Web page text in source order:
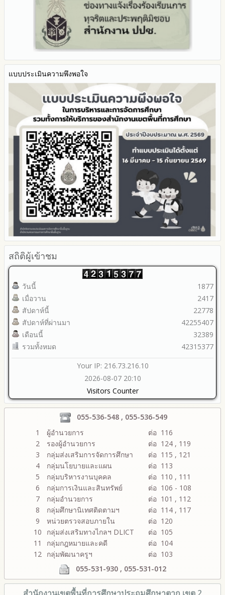
ระบบการให้บริการผ่านช่องทางออนไลน์ (E-Service)
My Office
My School
SL-WEB
BRSS
ACC Tak2
ข้อมูลสถิติการให้บริการ
2565
2564
2563
รายงานการกำกับติดตาม
มาตรการส่งเสริมคุณธรรมและความโปร่งใสภายใน สพท.
การนำผลการประเมิน ITA ไปสู่การพัฒนาองค์กร
รายงานผลการดำเนินการเพื่อส่งเสริมคุณธรรมและความโปร่งใส
ภายใน สพท. ประจำปีงบประมาณ
แบบประเมินความพึงพอใจ
สถิติผู้เข้าชม
วันนี้
เมื่อวาน
สัปดาห์นี้
สัปดาห์ที่ผ่านมา
เดือนนี้
รวมทั้งหมด
1877
2417
22778
42255407
32389
42315377
Your IP: 216.73.216.10
2026-08-07 20:10
Visitors Counter
055-536-548 , 055-536-549
1
ผู้อำนวยการ
ต่อ 116
2
รองผู้อำนวยการ
ต่อ 124 , 119
3
กลุ่มส่งเสริมการจัดการศึกษา
ต่อ 115 , 121
4
กลุ่มนโยบายและแผน
ต่อ 113
5
กลุ่มบริหารงานบุคคล
ต่อ 110 , 111
6
กลุ่มการเงินและสินทรัพย์
ต่อ 106 - 108
7
กลุ่มอำนวยการ
ต่อ 101 , 112
8
กลุ่มศึกษานิเทศติดตามฯ
ต่อ 114 , 117
9
หน่วยตรวจสอบภายใน
ต่อ 120
10
กลุ่มส่งเสริมทางไกลฯ DLICT
ต่อ 105
11
กลุ่มกฎหมายและคดี
ต่อ 104
12 กลุ่มพัฒนาครูฯ
ต่อ 103
055-531-930 , 055-531-012